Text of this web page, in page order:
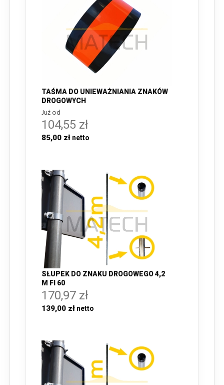
TAŚMA DO UNIEWAŻNIANIA ZNAKÓW
DROGOWYCH
Już od
104,55 zł
85,00 zł
SŁUPEK DO ZNAKU DROGOWEGO 4,2
M FI 60
170,97 zł
139,00 zł